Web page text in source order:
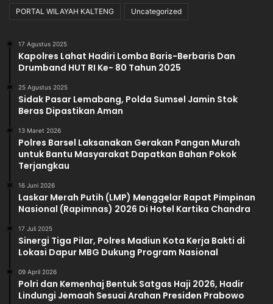
PORTAL WILAYAH KALTENG Uncategorized
17 Agustus 2025
Kapolres Lahat Hadiri Lomba Baris-Berbaris Dan
Drumband HUT RI Ke- 80 Tahun 2025
25 Agustus 2025
Sidak Pasar Lemabang, Polda Sumsel Jamin Stok
Beras Dipastikan Aman
13 Maret 2026
Polres Barsel Laksanakan Gerakan Pangan Murah
untuk Bantu Masyarakat Dapatkan Bahan Pokok
Terjangkau
16 Juni 2026
Laskar Merah Putih (LMP) Menggelar Rapat Pimpinan
Nasional (Rapimnas) 2026 Di Hotel Kartika Chandra
17 Juli 2025
Sinergi Tiga Pilar, Polres Madiun Kota Kerja Bakti di
Lokasi Dapur MBG Dukung Program Nasional
09 April 2026
Polri dan Kemenhaj Bentuk Satgas Haji 2026, Hadir
Lindungi Jemaah Sesuai Arahan Presiden Prabowo